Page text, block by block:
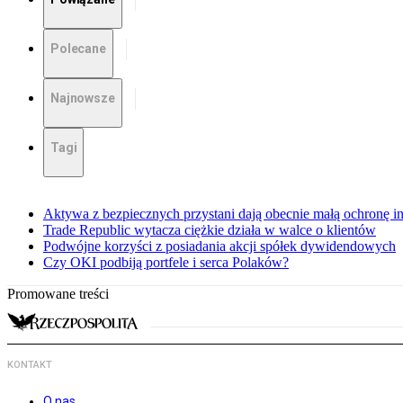
Polecane
Najnowsze
Tagi
Aktywa z bezpiecznych przystani dają obecnie małą ochronę
Trade Republic wytacza ciężkie działa w walce o klientów
Podwójne korzyści z posiadania akcji spółek dywidendowych
Czy OKI podbiją portfele i serca Polaków?
Promowane treści
KONTAKT